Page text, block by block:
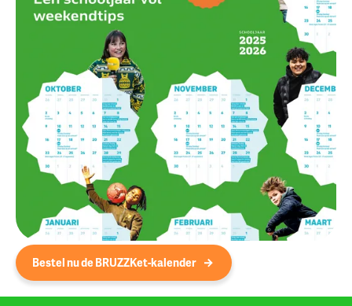
Bestel nu de BRUZZKet-kalender